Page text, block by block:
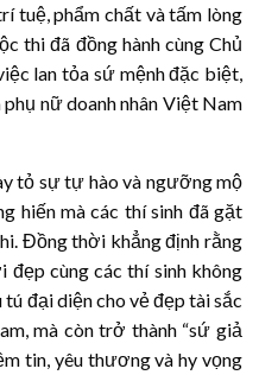
tuệ, phẩm chất và tấm lòng
thi đã đồng hành cùng Chủ
lan tỏa sứ mệnh đặc biệt,
phụ nữ doanh nhân Việt Nam
tỏ sự tự hào và ngưỡng mộ
hiến mà các thí sinh đã gặt
Đồng thời khẳng định rằng
đẹp cùng các thí sinh không
đại diện cho vẻ đẹp tài sắc
mà còn trở thành “sứ giả
tin, yêu thương và hy vọng